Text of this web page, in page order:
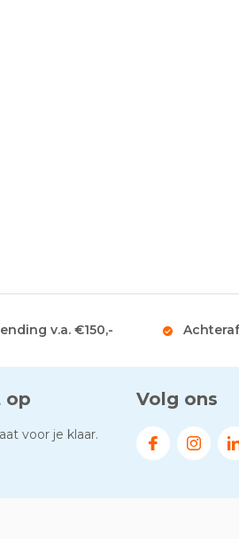
v.a. €150,-
op
voor je klaar.
Volg ons